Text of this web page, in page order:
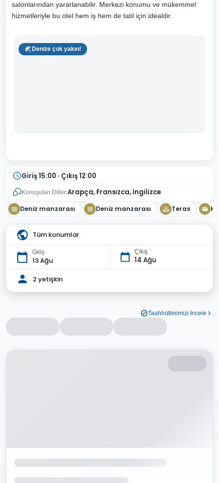
salonlarından yararlanabilir. Merkezi konumu ve mükemmel
hizmetleriyle bu otel hem iş hem de tatil için idealdir.
Denize çok yakın!
Giriş 15:00 · Çıkış 12:00
Konuşulan Diller:Arapça, Fransızca, İngilizce
Deniz manzarası Deniz manzarası Teras
Tüm konumlar
Giriş
13 Ağu
Çıkış
14 Ağu
2 yetişkin
Taahhütlerimizi İncele